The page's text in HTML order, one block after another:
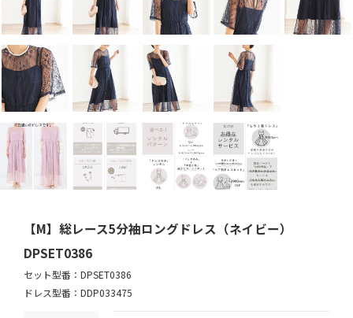
【M】総レース5分袖ロングドレス（ネイビー）
DPSET0386
セット型番：DPSET0386
ドレス型番：DDP033475